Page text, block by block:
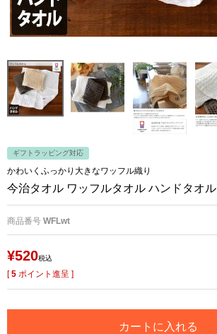
ギフトラッピング対応
かわいくふっかり大きなワッフル織り
今治タオル ワッフルタオル ハンドタオル
商品番号 WFLwt
¥520税込
[5 ポイント進呈 ]
カートに入れる